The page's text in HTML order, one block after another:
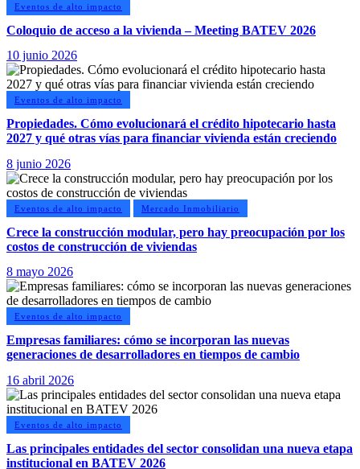
Eventos de alto impacto
Coloquio de acceso a la vivienda – Meeting BATEV 2026
10 junio 2026
Eventos de alto impacto
Propiedades. Cómo evolucionará el crédito hipotecario hasta
2027 y qué otras vías para financiar vivienda están creciendo
8 junio 2026
Eventos de alto impacto Mercado Inmobiliario
Crece la construcción modular, pero hay preocupación por los
costos de construcción de viviendas
8 mayo 2026
Eventos de alto impacto
Empresas familiares: cómo se incorporan las nuevas
generaciones de desarrolladores en tiempos de cambio
16 abril 2026
Eventos de alto impacto
Las principales entidades del sector consolidan una nueva etapa
institucional en BATEV 2026